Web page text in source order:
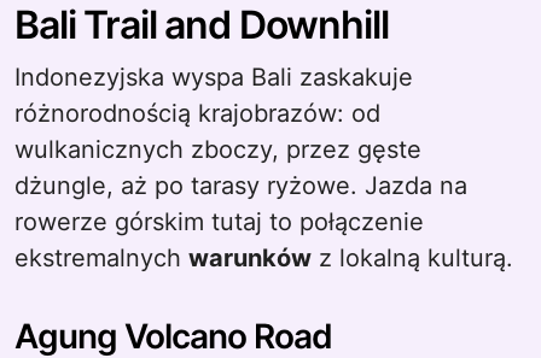
Bali Trail and Downhill
Indonezyjska wyspa Bali zaskakuje
różnorodnością krajobrazów: od
wulkanicznych zboczy, przez gęste
dżungle, aż po tarasy ryżowe. Jazda na
rowerze górskim tutaj to połączenie
ekstremalnych warunków z lokalną kulturą.
Agung Volcano Road